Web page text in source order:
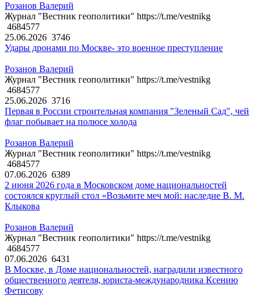
Розанов Валерий
Журнал "Вестник геополитики" https://t.me/vestnikg
4684577
25.06.2026 3746
Удары дронами по Москве- это военное преступление
Розанов Валерий
Журнал "Вестник геополитики" https://t.me/vestnikg
4684577
25.06.2026 3716
Первая в России строительная компания "Зеленый Сад", чей
флаг побывает на полюсе холода
Розанов Валерий
Журнал "Вестник геополитики" https://t.me/vestnikg
4684577
07.06.2026 6389
2 июня 2026 года в Московском доме национальностей
состоялся круглый стол «Возьмите меч мой: наследие В. М.
Клыкова
Розанов Валерий
Журнал "Вестник геополитики" https://t.me/vestnikg
4684577
07.06.2026 6431
В Москве, в Доме национальностей, наградили известного
общественного деятеля, юриста-международника Ксению
Фетисову